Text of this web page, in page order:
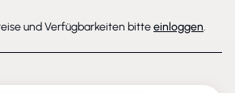
und Verfügbarkeiten bitteeinloggen.